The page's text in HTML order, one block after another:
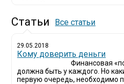
Статьи Все статьи
29.05.2018
Кому доверить деньги
Финансовая
должна быть у каждого. Но
первую очередь, необходимо